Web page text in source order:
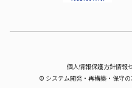
© システム開発‧再構築‧保守
個人情報保護方針情報